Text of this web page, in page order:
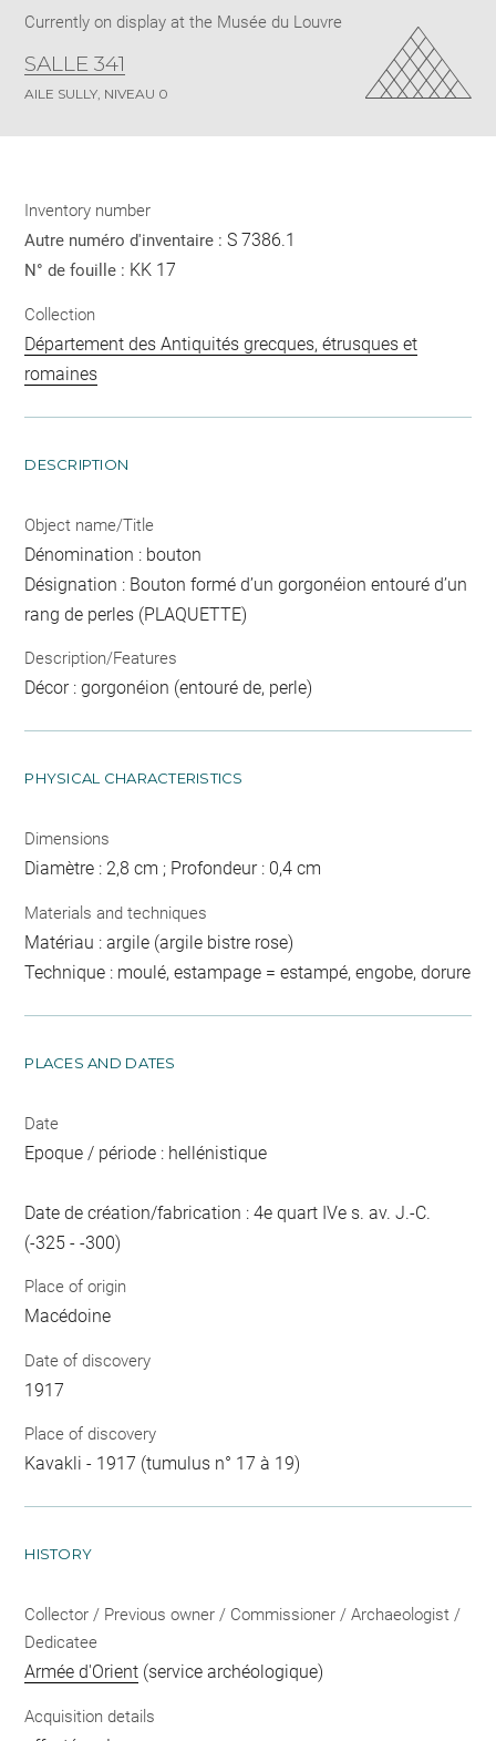
Currently on display at the Musée du Louvre
SALLE 341
AILE SULLY, NIVEAU 0
Inventory number
Autre numéro d'inventaire :S 7386.1
N° de fouille : KK 17
Collection
Département des Antiquités grecques, étrusques et
romaines
DESCRIPTION
Object name/Title
Dénomination : bouton
Désignation : Bouton formé d’un gorgonéion entouré d’un
rang de perles (PLAQUETTE)
Description/Features
Décor : gorgonéion (entouré de, perle)
PHYSICAL CHARACTERISTICS
Dimensions
Diamètre : 2,8 cm ; Profondeur : 0,4 cm
Materials and techniques
Matériau : argile (argile bistre rose)
Technique : moulé, estampage = estampé, engobe, dorure
PLACES AND DATES
Date
Epoque / période : hellénistique
Date de création/fabrication : 4e quart IVe s. av. J.-C.
(-325 - -300)
Place of origin
Macédoine
Date of discovery
1917
Place of discovery
Kavakli - 1917 (tumulus n° 17 à 19)
HISTORY
Collector / Previous owner / Commissioner / Archaeologist /
Dedicatee
Armée d'Orient (service archéologique)
Acquisition details